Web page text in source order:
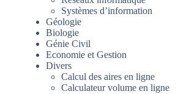
Systèmes d’information
Géologie
Biologie
Génie Civil
Economie et Gestion
Divers
Calcul des aires en ligne
Calculateur volume en ligne